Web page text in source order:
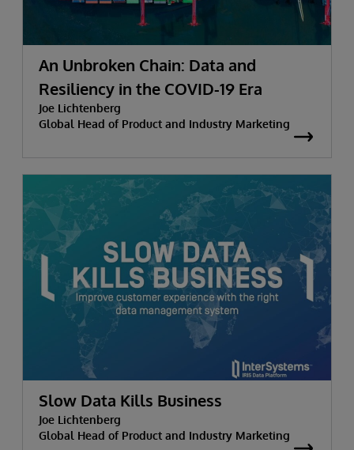
An Unbroken Chain: Data and
Resiliency in the COVID-19 Era
Joe Lichtenberg
Global Head of Product and Industry Marketing
Slow Data Kills Business
Joe Lichtenberg
Global Head of Product and Industry Marketing